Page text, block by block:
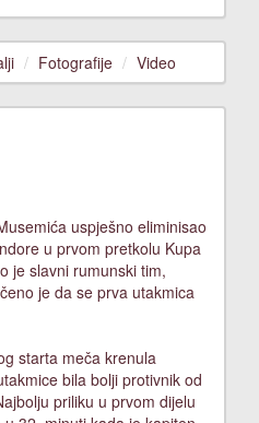
Fotografije Video
uspješno eliminisao
u prvom pretkolu Kupa
je slavni rumunski tim,
je da se prva utakmica
starta meča krenula
bila bolji protivnik od
priliku u prvom dijelu